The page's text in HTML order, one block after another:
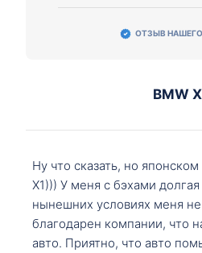
ОТЗЫВ НАШЕГО
BMW
Ну что сказать, но
X1))) У меня с бэхами
нынешних условиях меня
благодарен компании, что
авто. Приятно, что авто